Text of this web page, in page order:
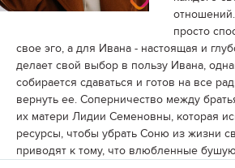
просто
свое эго, а для Ивана - настоящая и
делает свой выбор в пользу Ивана,
собирается сдаваться и готов на все
вернуть ее. Соперничество между
их матери Лидии Семеновны, которая
ресурсы, чтобы убрать Соню из жизни
приводят к тому, что влюбленные